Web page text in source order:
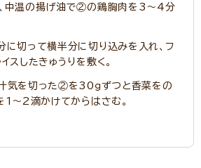
中温の揚げ油で②の鶏胸肉を3～4分
に切って横半分に切り込みを入れ、フ
スしたきゅうりを敷く。
気を切った②を30ｇずつと香菜をの
1～2滴かけてからはさむ。